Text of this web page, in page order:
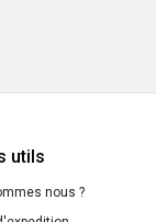
utils
nous ?